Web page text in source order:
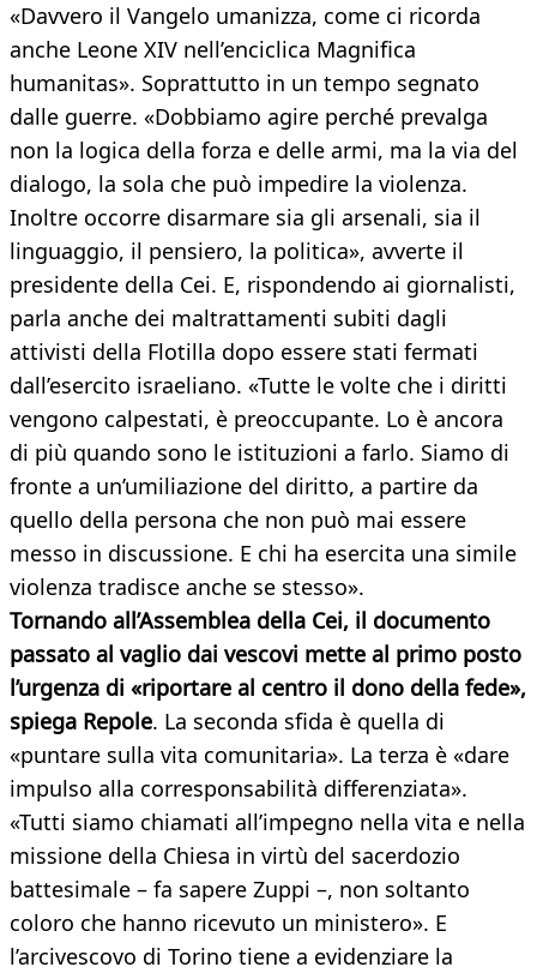
«Davvero il Vangelo umanizza, come ci ricorda
anche Leone XIV nell’enciclica Magnifica
humanitas». Soprattutto in un tempo segnato
dalle guerre. «Dobbiamo agire perché prevalga
non la logica della forza e delle armi, ma la via del
dialogo, la sola che può impedire la violenza.
Inoltre occorre disarmare sia gli arsenali, sia il
linguaggio, il pensiero, la politica», avverte il
presidente della Cei. E, rispondendo ai giornalisti,
parla anche dei maltrattamenti subiti dagli
attivisti della Flotilla dopo essere stati fermati
dall’esercito israeliano. «Tutte le volte che i diritti
vengono calpestati, è preoccupante. Lo è ancora
di più quando sono le istituzioni a farlo. Siamo di
fronte a un’umiliazione del diritto, a partire da
quello della persona che non può mai essere
messo in discussione. E chi ha esercita una simile
violenza tradisce anche se stesso».
Tornando all’Assemblea della Cei, il documento
passato al vaglio dai vescovi mette al primo posto
l’urgenza di «riportare al centro il dono della fede»,
spiega Repole. La seconda sfida è quella di
«puntare sulla vita comunitaria». La terza è «dare
impulso alla corresponsabilità differenziata».
«Tutti siamo chiamati all’impegno nella vita e nella
missione della Chiesa in virtù del sacerdozio
battesimale – fa sapere Zuppi –, non soltanto
coloro che hanno ricevuto un ministero». E
l’arcivescovo di Torino tiene a evidenziare la